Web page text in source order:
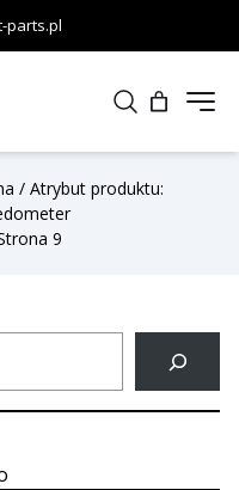
parts.pl
Szukaj
/ Atrybut produktu:
9